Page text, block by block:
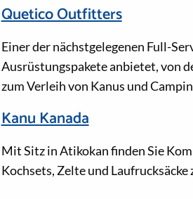
Quetico Outfitters
Einer der nächstgelegenen Full-
Ausrüstungspakete anbietet, von
zum Verleih von Kanus und
Kanu Kanada
Mit Sitz in Atikokan finden Sie
Kochsets, Zelte und Laufrucksäcke